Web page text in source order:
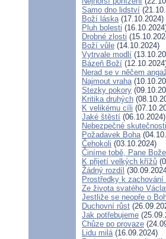
Samo dno lidství
Boží láska(17.10.2024)
Pluh bolesti
Drobné zlosti
Boží vůle (14.10.2024)
Vytrvale modlí
Bázeň Boží
Nerad se v něčem
Najmout vraha
Stezky pokory
Kritika druhých
K velikému cíli
Jaké štěstí (06.10.2024)
Nebezpečné skutečnosti
Požadavek Boha
Čehokoli (03.10.2024)
Činíme tobě, Pane
K přijetí velkých křížů
Žádný rozdíl
Prostředky k
Ze života svatého
Jestliže se neopře o
Duchovní růst
Jak potřebujeme
Chůze po provaze
Lidu milá(16.09.2024)